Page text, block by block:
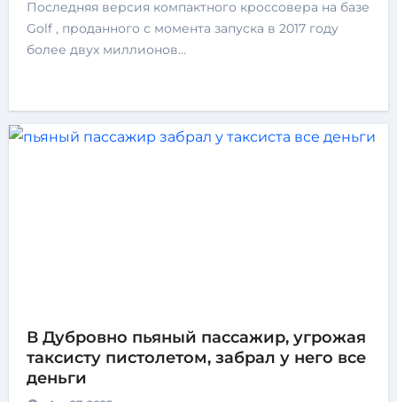
Последняя версия компактного кроссовера на базе
Golf , проданного с момента запуска в 2017 году
более двух миллионов…
В Дубровно пьяный пассажир, угрожая
таксисту пистолетом, забрал у него все
деньги